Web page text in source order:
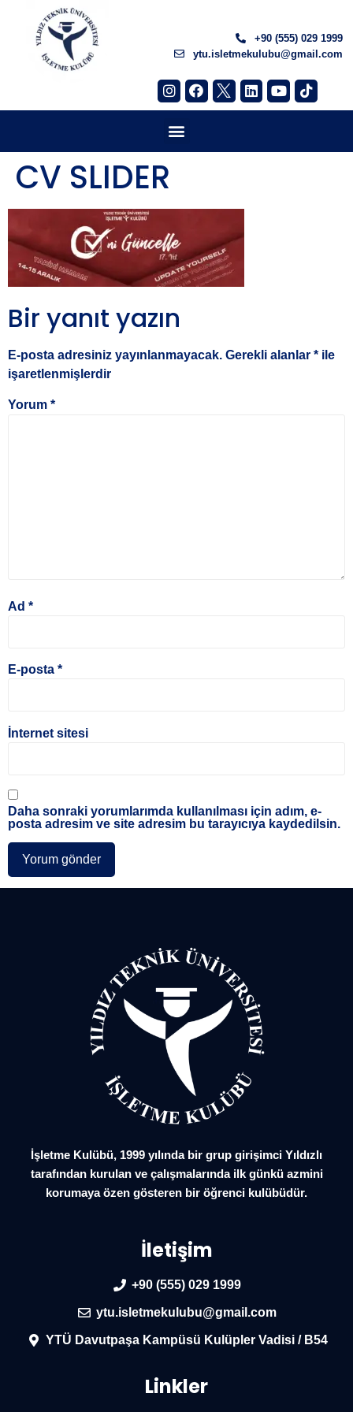
+90 (555) 029 1999
ytu.isletmekulubu@gmail.com
CV SLIDER
Bir yanıt yazın
E-posta adresiniz yayınlanmayacak. Gerekli alanlar * ile
işaretlenmişlerdir
Yorum *
Ad *
E-posta *
İnternet sitesi
Daha sonraki yorumlarımda kullanılması için adım, e-
posta adresim ve site adresim bu tarayıcıya kaydedilsin.
İşletme Kulübü, 1999 yılında bir grup girişimci Yıldızlı
tarafından kurulan ve çalışmalarında ilk günkü azmini
korumaya özen gösteren bir öğrenci kulübüdür.
İletişim
+90 (555) 029 1999
ytu.isletmekulubu@gmail.com
YTÜ Davutpaşa Kampüsü Kulüpler Vadisi / B54
Linkler